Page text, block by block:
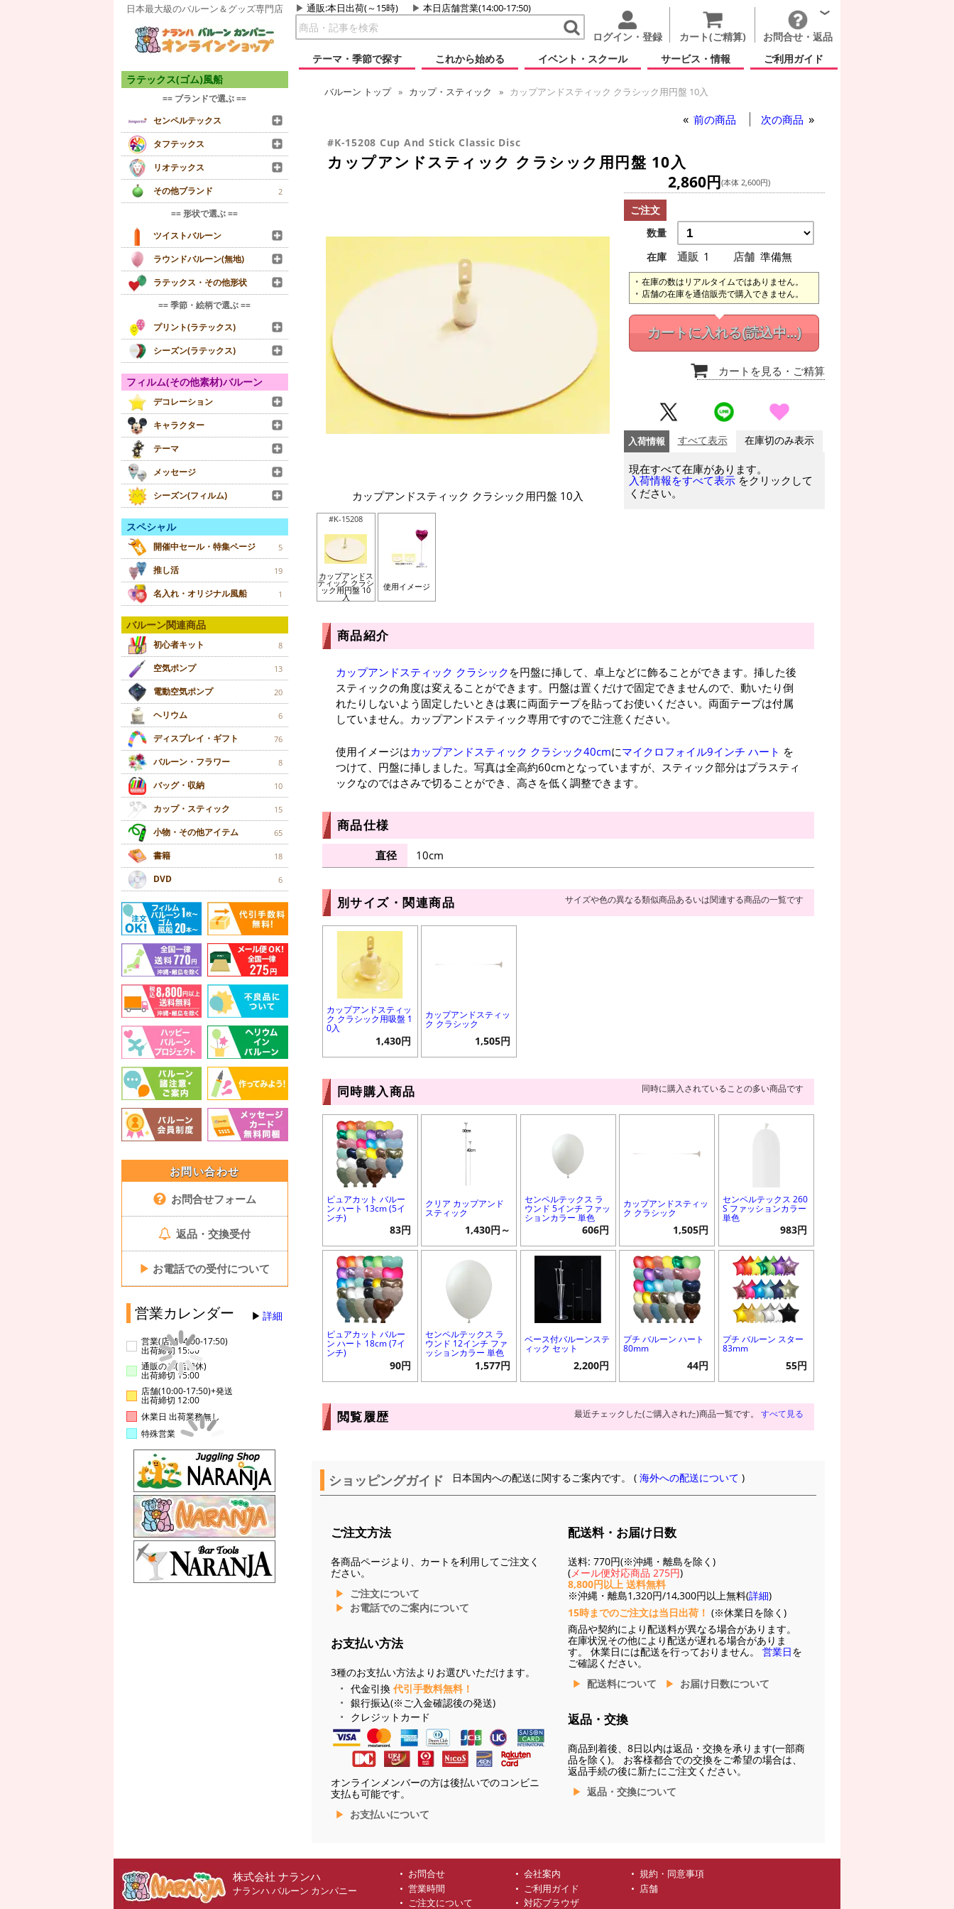
日本最大級のバルーン＆グッズ専門店 通販:本日出荷(～15時) 本日店舗営業(14:00-17:50)
ログイン・登録 カート(ご精算)
お問合せ・返品
テーマ・季節で探す
これから始める イベント・スクール サービス・情報 ご利用ガイド
ラテックス(ゴム)風船
== ブランドで選ぶ ==
センペルテックス
タフテックス
リオテックス
その他ブランド
2
== 形状で選ぶ ==
ツイストバルーン
ラウンドバルーン(無地)
ラテックス・その他形状
== 季節・絵柄で選ぶ ==
プリント(ラテックス)
シーズン(ラテックス)
フィルム(その他素材)バルーン
デコレーション
キャラクター
テーマ
メッセージ
シーズン(フィルム)
スペシャル
開催中セール・特集ページ 5
推し活 19
名入れ・オリジナル風船 1
バルーン関連商品
初心者キット 8
空気ポンプ 13
電動空気ポンプ 20
ヘリウム 6
ディスプレイ・ギフト 76
バルーン・フラワー 8
バッグ・収納 10
カップ・スティック 15
小物・その他アイテム 65
書籍 18
DVD 6
お問い合わせ
お問合せフォーム
返品・交換受付
▶ お電話での受付について
営業カレンダー 詳細
営業(店舗14:00-17:50)
出荷締切 15:00
通販のみ(店舗休)
出荷締切 15:00
店舗(10:00-17:50)+発送
出荷締切 12:00
休業日 出荷業務無し
特殊営業
バルーン トップ カップ・スティック カップアンドスティック クラシック用円盤 10入
前の商品 次の商品
#K-15208 Cup And Stick Classic Disc
カップアンドスティック クラシック用円盤 10入
カップアンドスティック クラシック用円盤 10入
#K-15208
カップアンドス
ティック クラシ
ック用円盤 10
入
使用イメージ
2,860円(本体 2,600円)
ご注文
数量
在庫
通販 1 店舗 準備無
在庫の数はリアルタイムではありません。
店舗の在庫を通信販売で購入できません。
カートに入れる(読込中...)
カートを見る ・ご精算
入荷情報 すべて表示 在庫切のみ表示
現在すべて在庫があります。
入荷情報をすべて表示 をクリックして
ください。
商品紹介
カップアンドスティック クラシック を円盤に挿して、卓上などに飾ることができます。挿した後
スティックの角度は変えることができます。円盤は置くだけで固定できませんので、動いたり倒
れたりしないよう固定したいときは裏に両面テープを貼ってお使いください。両面テープは付属
していません。カップアンドスティック専用ですのでご注意ください。
使用イメージはカップアンドスティック クラシック40cmにマイクロフォイル9インチ ハート を
つけて、円盤に挿しました。写真は全高約60cmとなっていますが、スティック部分はプラスティ
ックなのではさみで切ることができ、高さを低く調整できます。
商品仕様
直径 10cm
別サイズ・関連商品 サイズや色の異なる類似商品あるいは関連する商品の一覧です
カップアンドスティッ
ク クラシック用吸盤 1
0入
1,430円
カップアンドスティッ
ク クラシック
1,505円
同時購入商品 同時に購入されていることの多い商品です
ピュアカット バルー
ン ハート 13cm (5イ
ンチ)
83円
クリア カップアンド
スティック
1,430円～
センペルテックス ラ
ウンド 5インチ ファッ
ションカラー 単色
606円
カップアンドスティッ
ク クラシック
1,505円
センペルテックス 260
S ファッションカラー
単色
983円
ピュアカット バルー
ン ハート 18cm (7イ
ンチ)
90円
センペルテックス ラ
ウンド 12インチ ファ
ッションカラー 単色
1,577円
ベース付バルーンステ
ィック セット
2,200円
プチ バルーン ハート
80mm
44円
プチ バルーン スター
83mm
55円
閲覧履歴 最近チェックした(ご購入された)商品一覧です。 すべて見る
ショッピングガイド 日本国内への配送に関するご案内です。 (海外への配送について )
ご注文方法
各商品ページより、カートを利用してご注文く
ださい。
ご注文について
お電話でのご案内について
お支払い方法
3種のお支払い方法よりお選びいただけます。
代金引換 代引手数料無料！
銀行振込(※ご入金確認後の発送)
クレジットカード
オンラインメンバーの方は後払いでのコンビニ
支払も可能です。
お支払いについて
配送料・お届け日数
送料: 770円(※沖縄・離島を除く)
(メール便対応商品 275円)
8,800円以上 送料無料
※沖縄・離島1,320円/14,300円以上無料(詳細)
15時までのご注文は当日出荷！ (※休業日を除く)
商品や契約により配送料が異なる場合があります。
在庫状況その他により配送が遅れる場合がありま
す。 休業日には配送を行っておりません。 営業日を
ご確認ください。
配送料について
お届け日数について
返品・交換
商品到着後、8日以内は返品・交換を承ります(一部商
品を除く)。 お客様都合での交換をご希望の場合は、
返品手続の後に新たにご注文ください。
返品・交換について
株式会社 ナランハ
ナランハ バルーン カンパニー
お問合せ 会社案内
規約・同意事項
営業時間
ご利用ガイド
店舗
ご注文について
対応ブラウザ